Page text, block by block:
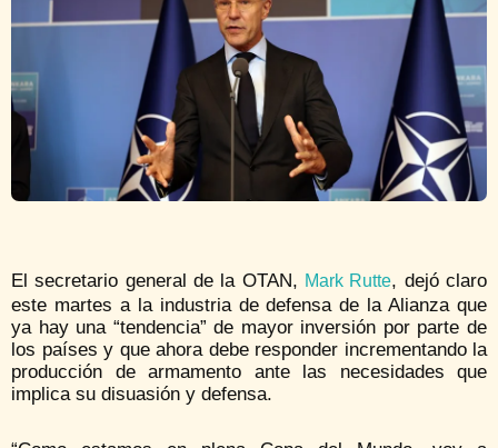
El secretario general de la OTAN, Mark Rutte, dejó claro
este martes a la industria de defensa de la Alianza que
ya hay una “tendencia” de mayor inversión por parte de
los países y que ahora debe responder incrementando la
producción de armamento ante las necesidades que
implica su disuasión y defensa.